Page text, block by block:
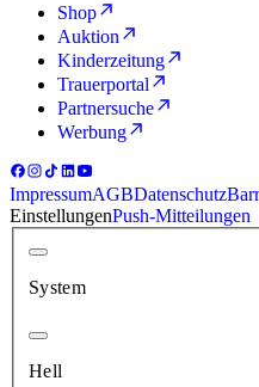
Shop
Auktion
Kinderzeitung
Trauerportal
Partnersuche
Werbung
ImpressumAGBDatenschutz
EinstellungenPush-Mitteilungen
System
Hell